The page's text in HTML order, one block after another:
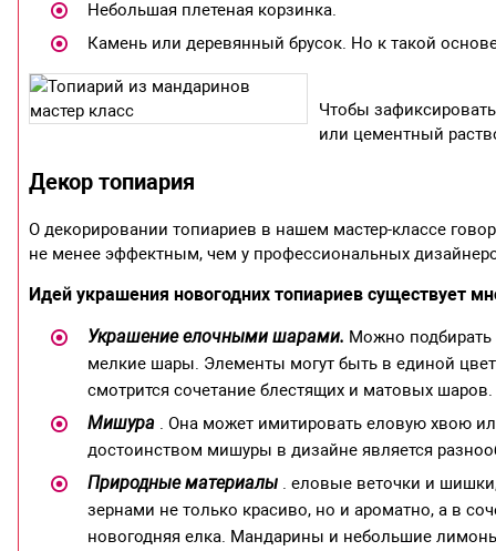
Небольшая плетеная корзинка.
Камень или деревянный брусок. Но к такой
Чтобы
или цементный
Декор топиария
О декорировании топиариев в нашем мастер-классе
не менее эффектным, чем у профессиональных
Идей украшения новогодних топиариев существует
Украшение елочными шарами. Можно подбирать
мелкие шары. Элементы могут быть в единой
смотрится сочетание блестящих и матовых шаров.
Мишура. Она может имитировать еловую хвою
достоинством мишуры в дизайне является
Природные материалы. еловые веточки и
зернами не только красиво, но и ароматно, а в
новогодняя елка. Мандарины и небольшие